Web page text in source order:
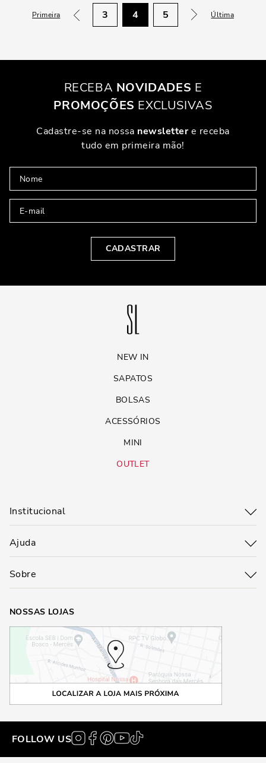
Primeira 3 4 5 Última
RECEBA NOVIDADES E
PROMOÇÕES EXCLUSIVAS
Cadastre-se na nossa newslettere receba
tudo em primeira mão!
CADASTRAR
NEW IN
SAPATOS
BOLSAS
ACESSÓRIOS
MINI
OUTLET
Institucional
Ajuda
Sobre
NOSSAS LOJAS
FOLLOW US